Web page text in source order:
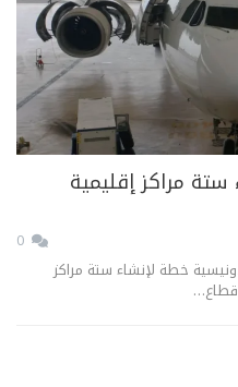
مراكز إقليمية
خطة لإنشاء ستة مراكز
قطاع…